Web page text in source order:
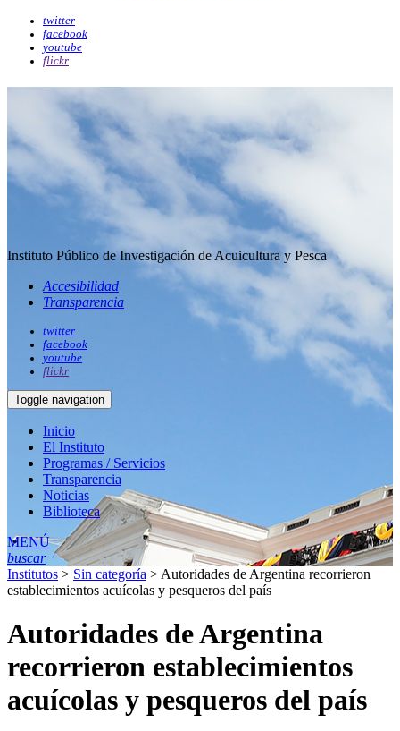
twitter
facebook
youtube
flickr
Instituto Público de Investigación de Acuicultura y Pesca
Accesibilidad
Transparencia
twitter
facebook
youtube
flickr
Toggle navigation
Inicio
El Instituto
Programas / Servicios
Transparencia
Noticias
Biblioteca
MENÚ
buscar
Institutos > Sin categoría > Autoridades de Argentina recorrieron
establecimientos acuícolas y pesqueros del país
Autoridades de Argentina
recorrieron establecimientos
acuícolas y pesqueros del país